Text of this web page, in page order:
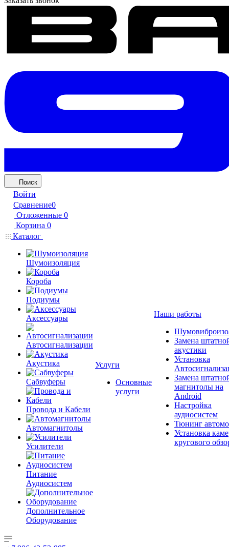
Поиск
Войти
Сравнение0
Отложенные 0
Корзина 0
Каталог
Шумоизоляция
Короба
Подиумы
Аксессуары
Автосигнализации
Акустика
Сабвуферы
Провода и Кабели
Автомагнитолы
Усилители
Питание
Аудиосистем
Дополнительное
Оборудование
Услуги
Основные
услуги
Наши работы
Замена
акустики
Установка
Замена
магнитолы на
Android
Настройка
аудиосистем
Тюнинг
Установка
кругового